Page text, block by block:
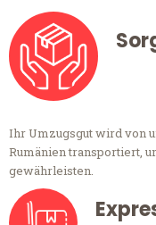
Ihr Umzugsgut wird von
Rumänien transportiert,
gewährleisten.